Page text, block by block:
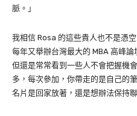
脈。」
我相信 Rosa 的這些貴人也不是憑
每年又舉辦台灣最大的 MBA 高峰
但還是常常看到一些人不會把握機
多，每次參加，你帶走的是自己的
名片是回家放著，還是想辦法保持